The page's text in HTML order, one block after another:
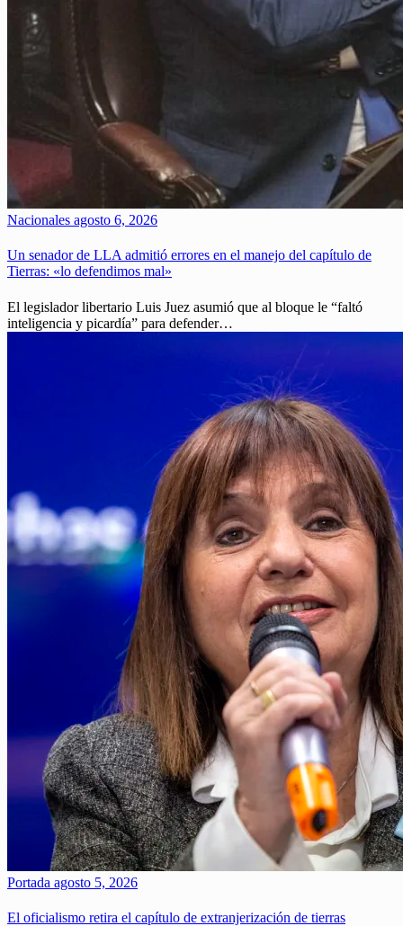
Nacionales agosto 6, 2026
Un senador de LLA admitió errores en el manejo del capítulo de
Tierras: «lo defendimos mal»
El legislador libertario Luis Juez asumió que al bloque le “faltó
inteligencia y picardía” para defender…
Portada agosto 5, 2026
El oficialismo retira el capítulo de extranjerización de tierras